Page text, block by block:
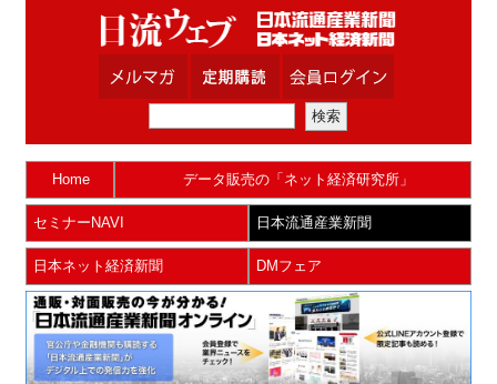
Home データ販売の「ネット経済研究所」
セミナーNAVI 日本流通産業新聞
日本ネット経済新聞 DMフェア